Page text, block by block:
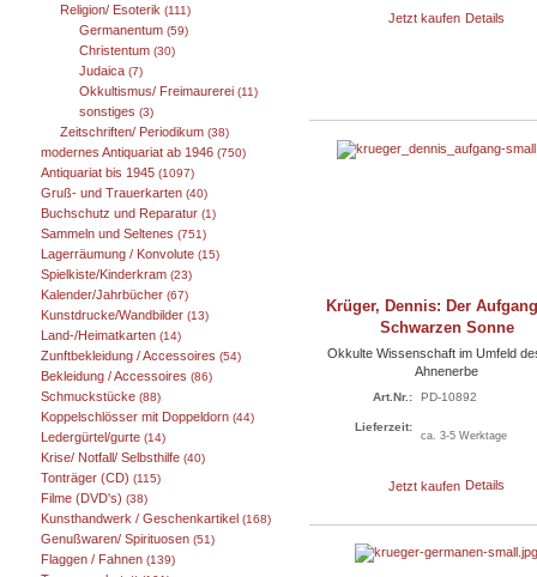
Religion/ Esoterik (111)
Germanentum (59)
Christentum (30)
Judaica (7)
Okkultismus/ Freimaurerei (11)
sonstiges (3)
Zeitschriften/ Periodikum (38)
modernes Antiquariat ab 1946 (750)
Antiquariat bis 1945 (1097)
Gruß- und Trauerkarten (40)
Buchschutz und Reparatur (1)
Sammeln und Seltenes (751)
Lagerräumung / Konvolute (15)
Spielkiste/Kinderkram (23)
Kalender/Jahrbücher (67)
Kunstdrucke/Wandbilder (13)
Land-/Heimatkarten (14)
Zunftbekleidung / Accessoires (54)
Bekleidung / Accessoires (86)
Schmuckstücke (88)
Koppelschlösser mit Doppeldorn (44)
Ledergürtel/gurte (14)
Krise/ Notfall/ Selbsthilfe (40)
Tonträger (CD) (115)
Filme (DVD's) (38)
Kunsthandwerk / Geschenkartikel (168)
Genußwaren/ Spirituosen (51)
Flaggen / Fahnen (139)
Jetzt kaufen Details
Krüger, Dennis: Der
Schwarzen Sonne
Okkulte Wissenschaft im Umfeld
Ahnenerbe
Art.Nr.: PD-10892
Lieferzeit:
ca. 3-5 Werktage
Jetzt kaufen Details